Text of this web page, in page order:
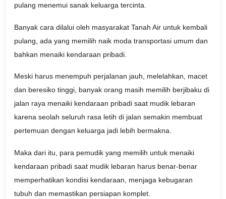
pulang menemui sanak keluarga tercinta.
Banyak cara dilalui oleh masyarakat Tanah Air untuk kembali
pulang, ada yang memilih naik moda transportasi umum dan
bahkan menaiki kendaraan pribadi.
Meski harus menempuh perjalanan jauh, melelahkan, macet
dan beresiko tinggi, banyak orang masih memilih berjibaku di
jalan raya menaiki kendaraan pribadi saat mudik lebaran
karena seolah seluruh rasa letih di jalan semakin membuat
pertemuan dengan keluarga jadi lebih bermakna.
Maka dari itu, para pemudik yang memilih untuk menaiki
kendaraan pribadi saat mudik lebaran harus benar-benar
memperhatikan kondisi kendaraan, menjaga kebugaran
tubuh dan memastikan persiapan komplet.